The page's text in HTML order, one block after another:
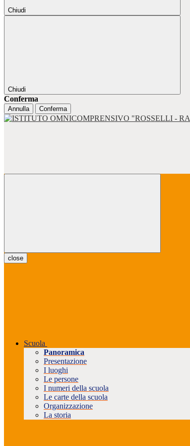
Chiudi
Chiudi
Conferma
Annulla Conferma
close
Scuola
Panoramica
Presentazione
I luoghi
Le persone
I numeri della scuola
Le carte della scuola
Organizzazione
La storia